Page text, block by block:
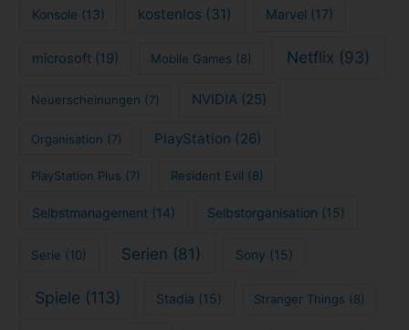
Konsole (13) kostenlos (31) Marvel (17)
microsoft (19) Mobile Games (8) Netflix (93)
Neuerscheinungen (7) NVIDIA (25)
Organisation (7) PlayStation (26)
PlayStation Plus (7) Resident Evil (8)
Selbstmanagement (14) Selbstorganisation (15)
Serie (10) Serien (81) Sony (15)
Spiele (113) Stadia (15) Stranger Things (8)